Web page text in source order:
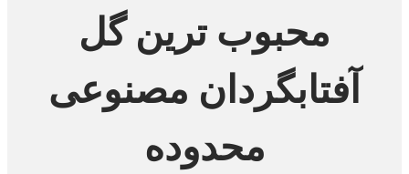
محبوب ترین گل
آفتابگردان مصنوعی
محدوده